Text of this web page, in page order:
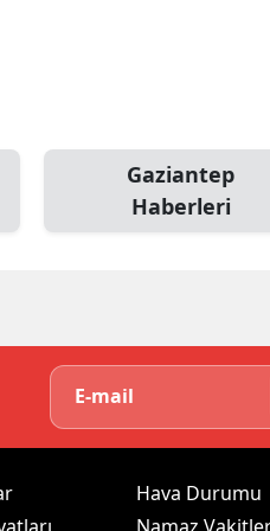
Gaziantep
Haberleri
Hava Durumu